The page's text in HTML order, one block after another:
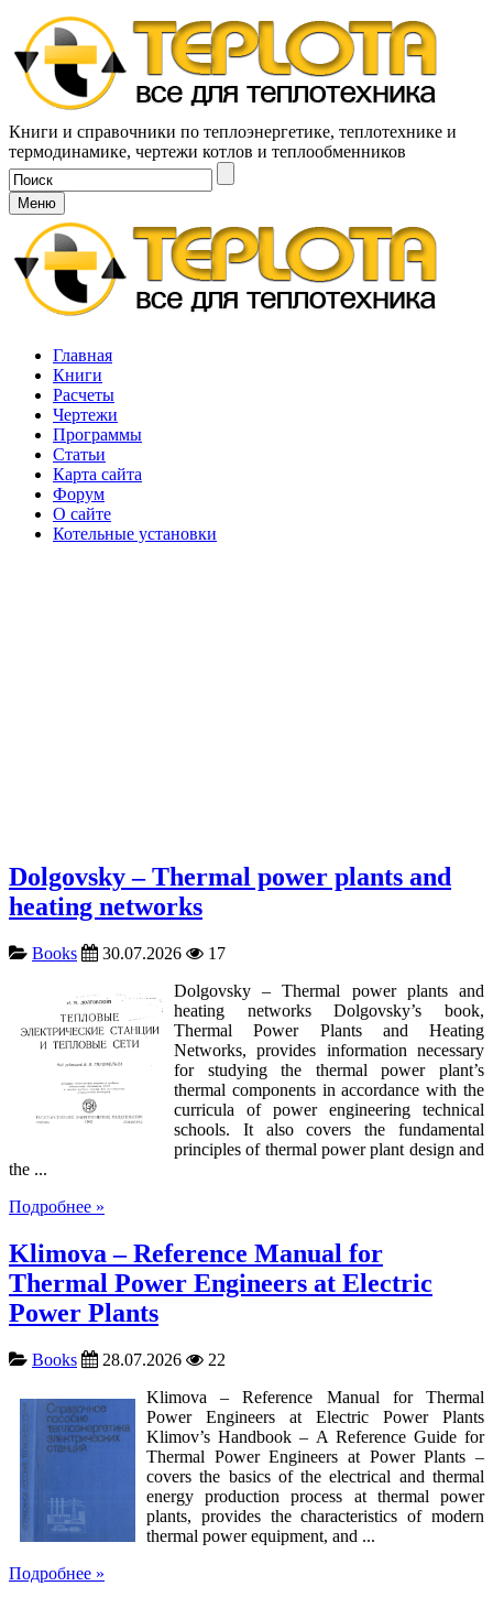
Книги и справочники по теплоэнергетике, теплотехнике и
термодинамике, чертежи котлов и теплообменников
Меню
Главная
Книги
Расчеты
Чертежи
Программы
Статьи
Карта сайта
Форум
О сайте
Котельные установки
Dolgovsky – Thermal power plants and
heating networks
Books 30.07.2026
17
Dolgovsky – Thermal power plants and
heating networks Dolgovsky’s book,
Thermal Power Plants and Heating
Networks, provides information necessary
for studying the thermal power plant’s
thermal components in accordance with the
curricula of power engineering technical
schools. It also covers the fundamental
principles of thermal power plant design and
the ...
Подробнее »
Klimova – Reference Manual for
Thermal Power Engineers at Electric
Power Plants
Books 28.07.2026
22
Klimova – Reference Manual for Thermal
Power Engineers at Electric Power Plants
Klimov’s Handbook – A Reference Guide for
Thermal Power Engineers at Power Plants –
covers the basics of the electrical and thermal
energy production process at thermal power
plants, provides the characteristics of modern
thermal power equipment, and ...
Подробнее »